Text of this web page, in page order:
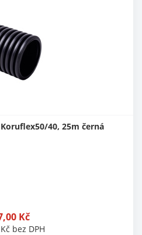
40, 25m černá
Kč
Kč bez DPH